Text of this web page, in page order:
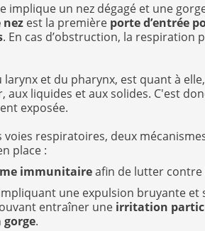
implique un nez dégagé et une
nez est la première porte d’entrée
. En cas d’obstruction, la respiration
larynx et du pharynx, est quant à
aux liquides et aux solides. C'est
exposée.
voies respiratoires, deux
place :
immunitaireafin de lutter contre
une expulsion bruyante et
entraîner une irritation
gorge.